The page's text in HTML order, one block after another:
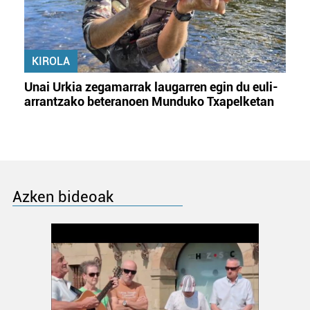
KIROLA
Unai Urkia zegamarrak laugarren egin du euli-
arrantzako beteranoen Munduko Txapelketan
Azken bideoak